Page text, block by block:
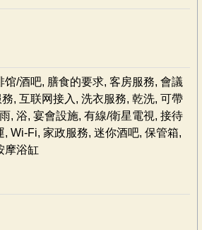
馆/酒吧, 膳食的要求, 客房服務, 會議
, 互联网接入, 洗衣服務, 乾洗, 可帶
, 浴, 宴會設施, 有線/衛星電視, 接待
, Wi-Fi, 家政服務, 迷你酒吧, 保管箱,
摩浴缸